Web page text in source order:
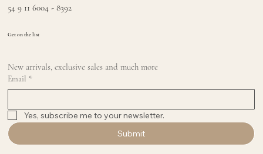
54 9 11 6004 - 8392
Get on the list
New arrivals, exclusive sales and much more
Email *
Yes, subscribe me to your newsletter.
Submit